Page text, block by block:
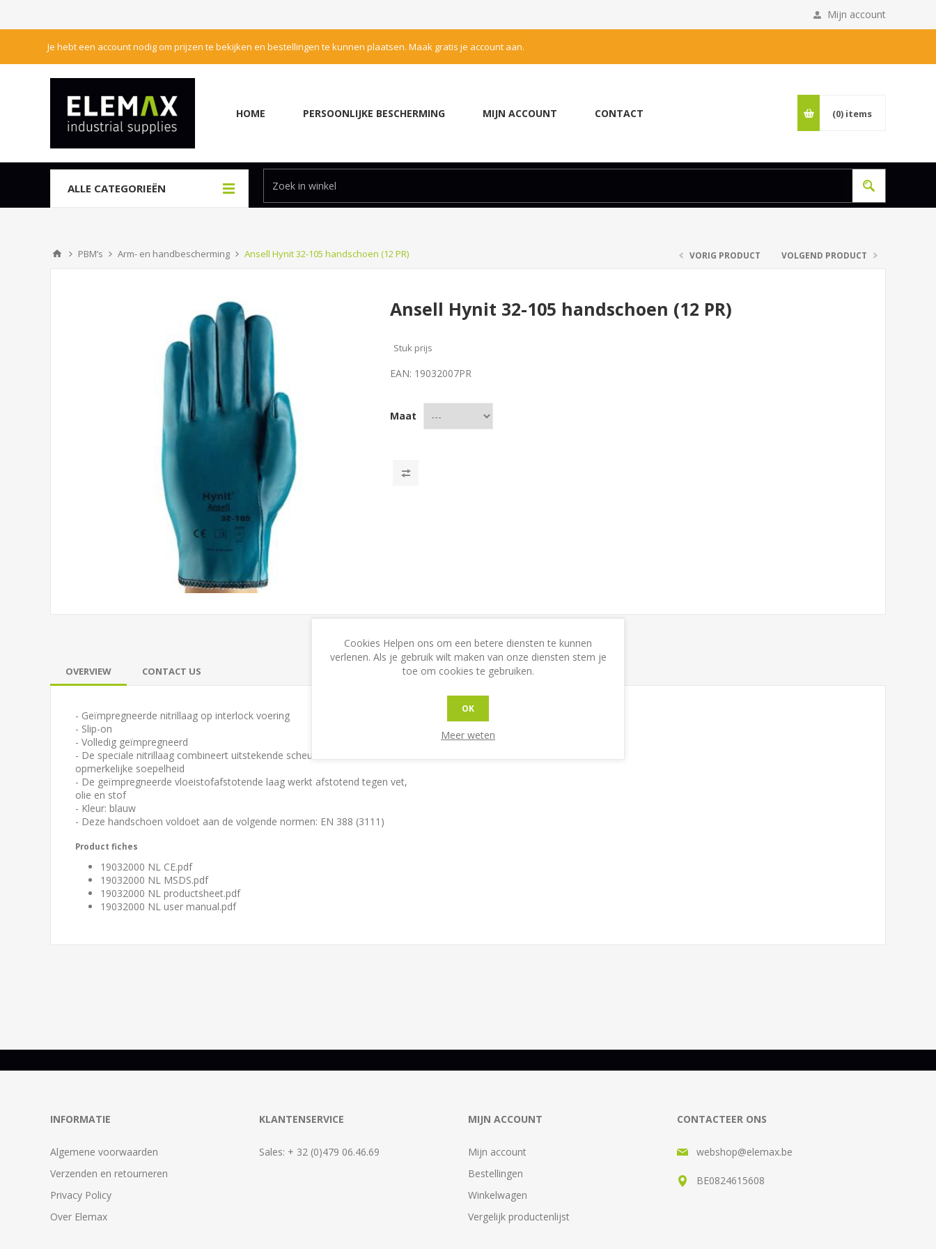
Mijn account
Je hebt een account nodig om prijzen te bekijken en bestellingen te kunnen plaatsen. Maak gratis je account aan.
HOME PERSOONLIJKE BESCHERMING MIJN ACCOUNT CONTACT (0) items
ALLE CATEGORIEËN
PBM’s Arm- en handbescherming Ansell Hynit 32-105 handschoen (12 PR) VORIG PRODUCT VOLGEND PRODUCT
Ansell Hynit 32-105 handschoen (12 PR)
Stuk prijs
EAN: 19032007PR
Maat
OVERVIEW CONTACT US
- Geïmpregneerde nitrillaag op interlock voering
- Slip-on
- Volledig geïmpregneerd
- De speciale nitrillaag combineert uitstekende scheurweerstand met
opmerkelijke soepelheid
- De geïmpregneerde vloeistofafstotende laag werkt afstotend tegen vet,
olie en stof
- Kleur: blauw
- Deze handschoen voldoet aan de volgende normen: EN 388 (3111)
Product fiches
19032000 NL CE.pdf
19032000 NL MSDS.pdf
19032000 NL productsheet.pdf
19032000 NL user manual.pdf
INFORMATIE
Algemene voorwaarden
Verzenden en retourneren
Privacy Policy
Over Elemax
KLANTENSERVICE
Sales: + 32 (0)479 06.46.69
MIJN ACCOUNT
Mijn account
Bestellingen
Winkelwagen
Vergelijk productenlijst
CONTACTEER ONS
webshop@elemax.be
BE0824615608
Cookies Helpen ons om een betere diensten te kunnen
verlenen. Als je gebruik wilt maken van onze diensten stem je
toe om cookies te gebruiken.
OK
Meer weten